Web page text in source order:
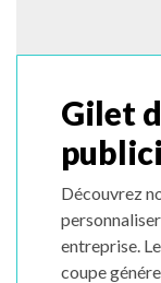
Gilet
Découvrez
entreprise. Le
coupe